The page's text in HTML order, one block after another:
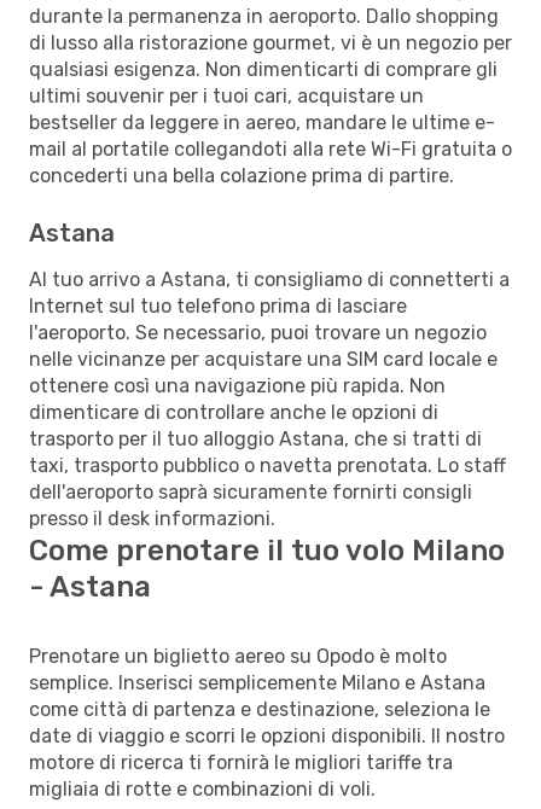
durante la permanenza in aeroporto. Dallo shopping
di lusso alla ristorazione gourmet, vi è un negozio per
qualsiasi esigenza. Non dimenticarti di comprare gli
ultimi souvenir per i tuoi cari, acquistare un
bestseller da leggere in aereo, mandare le ultime e-
mail al portatile collegandoti alla rete Wi-Fi gratuita o
concederti una bella colazione prima di partire.
Astana
Al tuo arrivo a Astana, ti consigliamo di connetterti a
Internet sul tuo telefono prima di lasciare
l'aeroporto. Se necessario, puoi trovare un negozio
nelle vicinanze per acquistare una SIM card locale e
ottenere così una navigazione più rapida. Non
dimenticare di controllare anche le opzioni di
trasporto per il tuo alloggio Astana, che si tratti di
taxi, trasporto pubblico o navetta prenotata. Lo staff
dell'aeroporto saprà sicuramente fornirti consigli
presso il desk informazioni.
Come prenotare il tuo volo Milano
- Astana
Prenotare un biglietto aereo su Opodo è molto
semplice. Inserisci semplicemente Milano e Astana
come città di partenza e destinazione, seleziona le
date di viaggio e scorri le opzioni disponibili. Il nostro
motore di ricerca ti fornirà le migliori tariffe tra
migliaia di rotte e combinazioni di voli.